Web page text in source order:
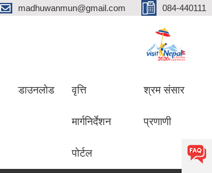
madhuwanmun@gmail.com 084-440111
डाउनलोड वृत्ति
मार्गनिर्देशन
पोर्टल
श्रम संसार
प्रणाणी